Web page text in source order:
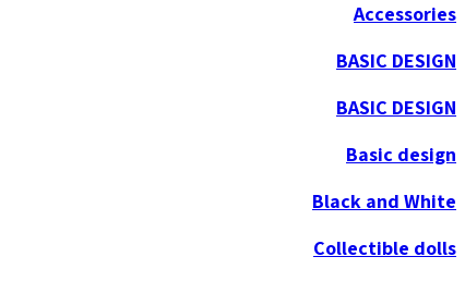
Accessories
BASIC DESIGN
BASIC DESIGN
Basic design
Black and White
Collectible dolls